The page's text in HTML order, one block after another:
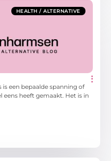
HEALTH / ALTERNATIVE
is een bepaalde spanning of
heeft gemaakt. Het is in